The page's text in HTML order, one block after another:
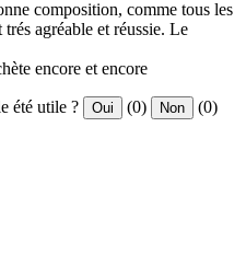
composition, comme tous les
agréable et réussie. Le
encore et encore
été utile ? Oui (0) Non (0)